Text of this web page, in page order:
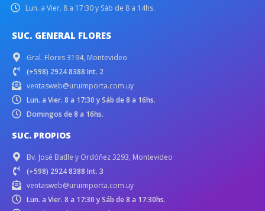
Lun. a Vier. 8 a 17:30 y Sáb de 8 a 14hs.
SUC. GENERAL FLORES
Gral. Flores 3194, Montevideo
(+598) 2924 8388 Int. 2
ventasweb@uruimporta.com.uy
Lun. a Vier. 8 a 17:30 y Sáb de 8 a 16hs.
Domingos de 8 a 16hs.
SUC. PROPIOS
Bv. José Batlle y Ordóñez 3293, Montevideo
(+598) 2924 8388 Int. 3
ventasweb@uruimporta.com.uy
Lun. a Vier. 8 a 17:30 y Sáb de 8 a 17:30hs.